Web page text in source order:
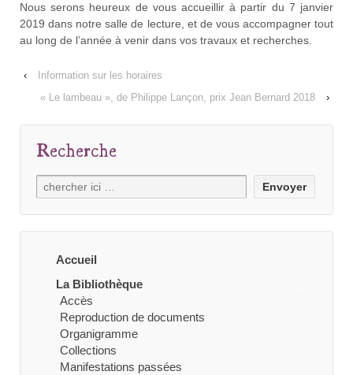
Nous serons heureux de vous accueillir à partir du 7 janvier
2019 dans notre salle de lecture, et de vous accompagner tout
au long de l’année à venir dans vos travaux et recherches.
‹
Information sur les horaires
« Le lambeau », de Philippe Lançon, prix Jean Bernard 2018
›
Recherche
Recherche
pour:
Accueil
La Bibliothèque
Accès
Reproduction de documents
Organigramme
Collections
Manifestations passées